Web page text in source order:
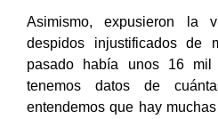
Asimismo, expusieron la
despidos injustificados de
pasado había unos 16
tenemos datos de
entendemos que hay